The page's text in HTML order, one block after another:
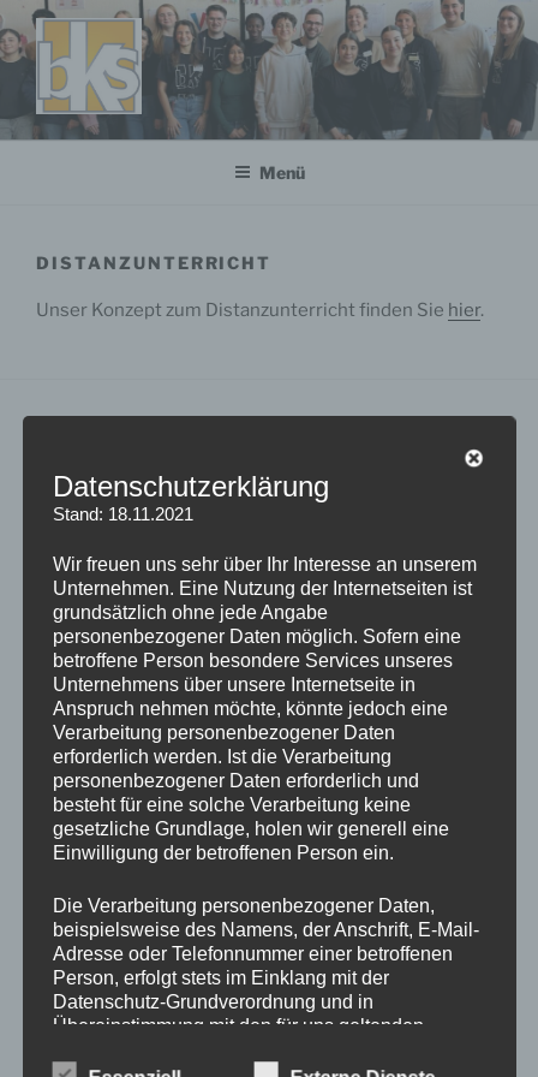
Zum
Inhalt
springen
Menü
DISTANZUNTERRICHT
Unser Konzept zum Distanzunterricht finden Sie hier.
Datenschutzerklärung
Stand: 18.11.2021
Wir freuen uns sehr über Ihr Interesse an unserem
Unternehmen. Eine Nutzung der Internetseiten ist
grundsätzlich ohne jede Angabe
personenbezogener Daten möglich. Sofern eine
betroffene Person besondere Services unseres
Unternehmens über unsere Internetseite in
Anspruch nehmen möchte, könnte jedoch eine
Verarbeitung personenbezogener Daten
erforderlich werden. Ist die Verarbeitung
personenbezogener Daten erforderlich und
besteht für eine solche Verarbeitung keine
gesetzliche Grundlage, holen wir generell eine
Einwilligung der betroffenen Person ein.
Die Verarbeitung personenbezogener Daten,
beispielsweise des Namens, der Anschrift, E-Mail-
Adresse oder Telefonnummer einer betroffenen
Person, erfolgt stets im Einklang mit der
Datenschutz-Grundverordnung und in
Übereinstimmung mit den für uns geltenden